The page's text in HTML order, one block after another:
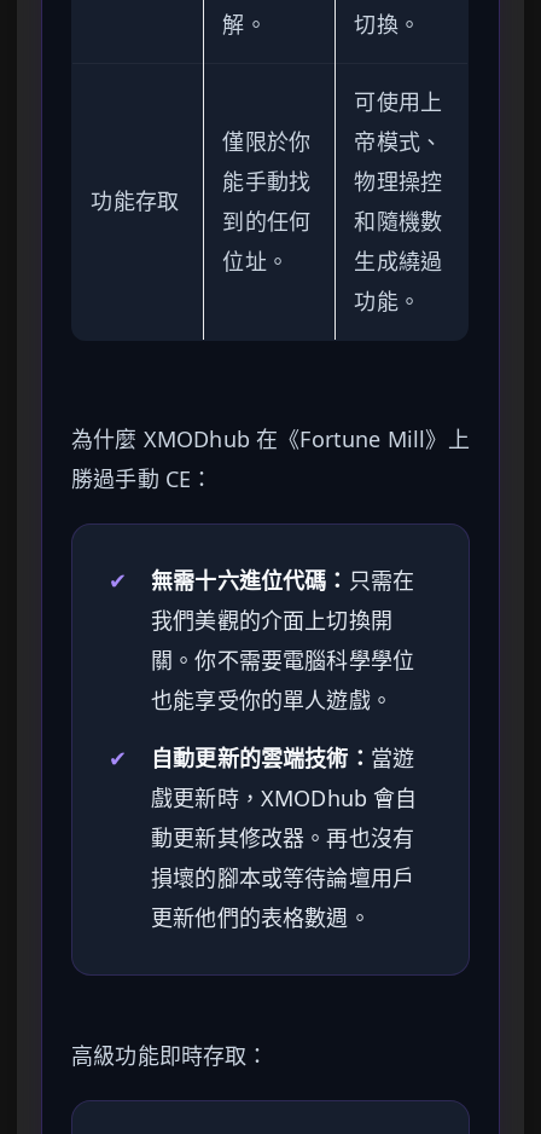
解。
切換。
功能存取
僅限於你
能手動找
到的任何
位址。
可使用上
帝模式、
物理操控
和隨機數
生成繞過
功能。
為什麼 XMODhub 在《Fortune Mill》上
勝過手動 CE：
✔ 無需十六進位代碼： 只需在
我們美觀的介面上切換開
關。你不需要電腦科學學位
也能享受你的單人遊戲。
✔
自動更新的雲端技術： 當遊
戲更新時，XMODhub 會自
動更新其修改器。再也沒有
損壞的腳本或等待論壇用戶
更新他們的表格數週。
高級功能即時存取：